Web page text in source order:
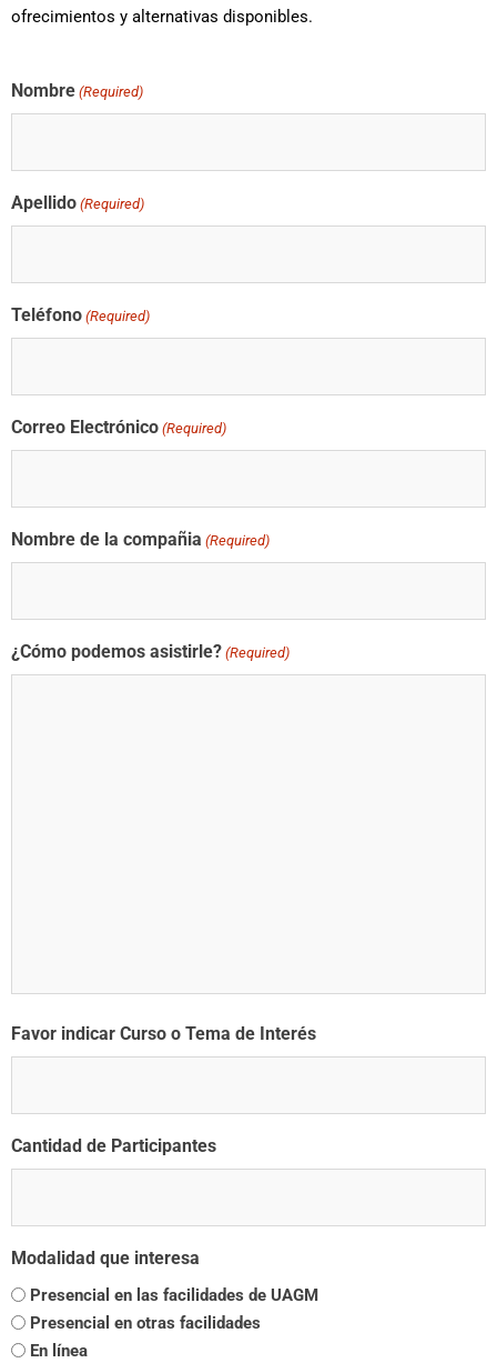
ofrecimientos y alternativas disponibles.
Nombre (Required)
Apellido (Required)
Teléfono (Required)
Correo Electrónico (Required)
Nombre de la compañia (Required)
¿Cómo podemos asistirle? (Required)
Favor indicar Curso o Tema de Interés
Cantidad de Participantes
Modalidad que interesa
Presencial en las facilidades de UAGM
Presencial en otras facilidades
En línea